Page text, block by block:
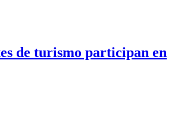
de turismo participan en